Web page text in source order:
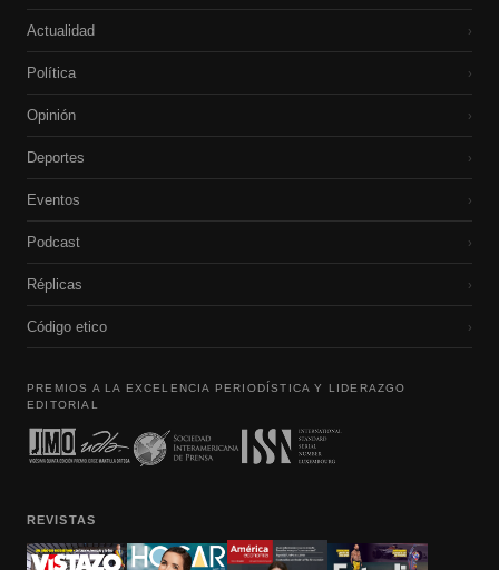
Actualidad ›
Política ›
Opinión ›
Deportes ›
Eventos ›
Podcast ›
Réplicas ›
Código etico ›
PREMIOS A LA EXCELENCIA PERIODÍSTICA Y LIDERAZGO
EDITORIAL
REVISTAS